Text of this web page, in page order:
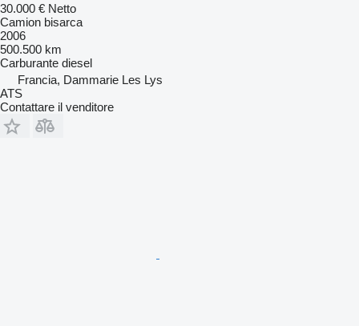
30.000 € Netto
Camion bisarca
2006
500.500 km
Carburante diesel
Francia, Dammarie Les Lys
ATS
Contattare il venditore